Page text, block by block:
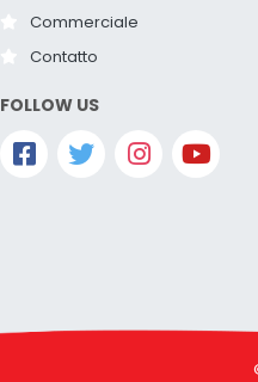
Commerciale
Contatto
FOLLOW US